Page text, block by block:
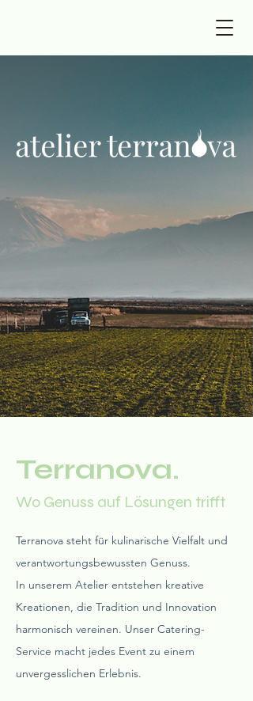
Terranova.
Wo Genuss auf Lösungen trifft
Terranova steht für kulinarische Vielfalt und
verantwortungsbewussten Genuss.
In unserem Atelier entstehen kreative
Kreationen, die Tradition und Innovation
harmonisch vereinen. Unser Catering-
Service macht jedes Event zu einem
unvergesslichen Erlebnis.